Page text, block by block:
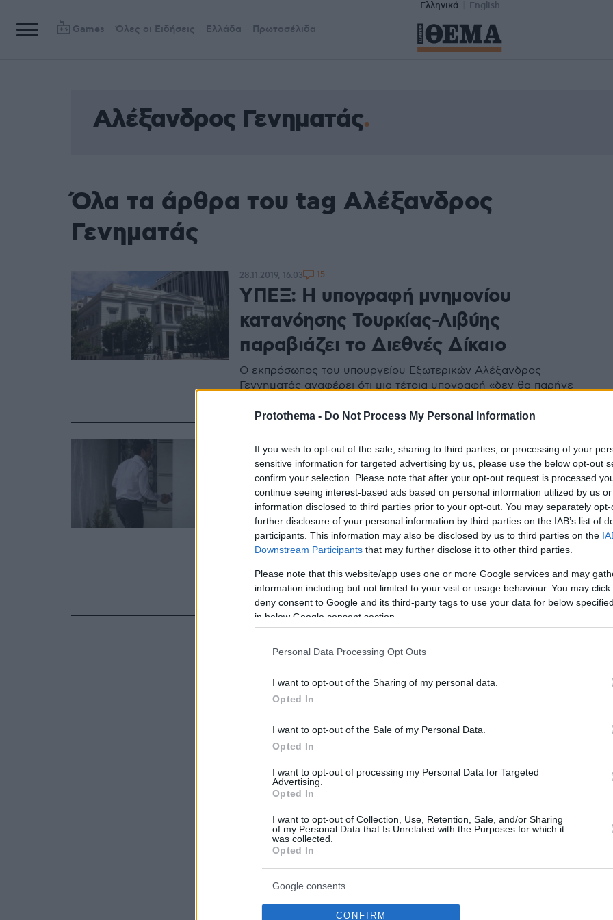
Protothema - Do Not Process My Personal Information
If you wish to opt-out of the sale, sharing to third parties, or processing of your
sensitive information for targeted advertising by us, please use the below opt-out
confirm your selection. Please note that after your opt-out request is processed
continue seeing interest-based ads based on personal information utilized by us
information disclosed to third parties prior to your opt-out. You may separately
further disclosure of your personal information by third parties on the IAB’s list of
participants. This information may also be disclosed by us to third parties on the
Downstream Participants that may further disclose it to other third parties.
Please note that this website/app uses one or more Google services and may
information including but not limited to your visit or usage behaviour. You may
deny consent to Google and its third-party tags to use your data for below
in below Google consent section.
Personal Data Processing Opt Outs
I want to opt-out of the Sharing of my personal data.
Opted In
I want to opt-out of the Sale of my Personal Data.
Opted In
I want to opt-out of processing my Personal Data for Targeted
Advertising.
Opted In
I want to opt-out of Collection, Use, Retention, Sale, and/or Sharing
of my Personal Data that Is Unrelated with the Purposes for which it
was collected.
Opted In
Google consents
CONFIRM
Ελληνικά English
Games Όλες οι Ειδήσεις Ελλάδα Πρωτοσέλιδα
Αλέξανδρος Γενηματάς
Όλα τα άρθρα του tag Αλέξανδρος
Γενηματάς
ΥΠΕΞ: Η υπογραφή μνημονίου
κατανόησης Τουρκίας-Λιβύης
παραβιάζει το Διεθνές Δίκαιο
Ο εκπρόσωπος του υπουργείου Εξωτερικών Αλέξανδρος
Γεννηματάς αναφέρει ότι μια τέτοια υπογραφή «δεν θα παρήγε
28.11.2019, 16:03 15
Απάντηση στον Τσαβούσογλου από το
ΥΠΕΞ: Η Ελλάδα έχει δικαίωμα να
επεκτείνει τα χωρικά της ύδατα όποτε
και όπως η ίδια κρίνει
Εξωτερικών διαμηνύει στην Τουρκία ότι το δικαίωμα επέκτασης
της ελληνικής αιγιαλίτιδας ζώνης ισχύει για όλη την επικράτεια
23.10.2018, 15:31